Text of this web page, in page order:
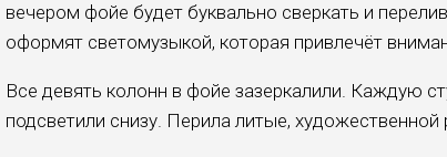
вечером фойе будет буквально сверкать и
оформят светомузыкой, которая привлечёт
Все девять колонн в фойе зазеркалили. Каждую
подсветили снизу. Перила литые, художественной